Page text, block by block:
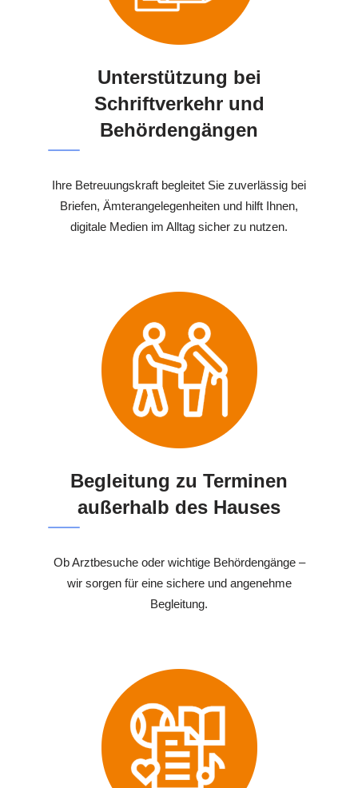
Unterstützung bei
Schriftverkehr und
Behördengängen
Ihre Betreuungskraft begleitet Sie zuverlässig bei
Briefen, Ämterangelegenheiten und hilft Ihnen,
digitale Medien im Alltag sicher zu nutzen.
Begleitung zu Terminen
außerhalb des Hauses
Ob Arztbesuche oder wichtige Behördengänge –
wir sorgen für eine sichere und angenehme
Begleitung.